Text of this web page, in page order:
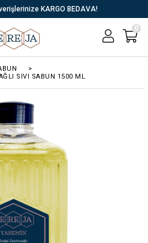
KARGO BEDAVA!
0
>
SIVI SABUN 1500 ML